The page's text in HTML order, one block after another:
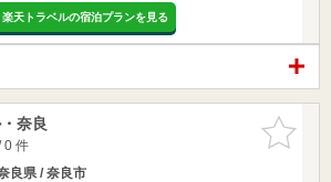
楽天トラベルの宿泊プランを見る
お気に入
りに追加
奈良
件
良県 / 奈良市